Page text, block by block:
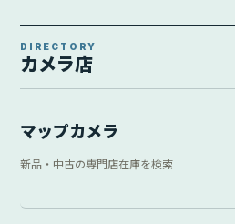
DIRECTORY
カメラ店
マップカメラ
新品・中古の専門店在庫を検索